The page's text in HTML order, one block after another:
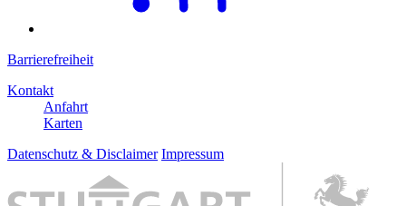
Barrierefreiheit
Kontakt
Anfahrt
Karten
Datenschutz & Disclaimer Impressum